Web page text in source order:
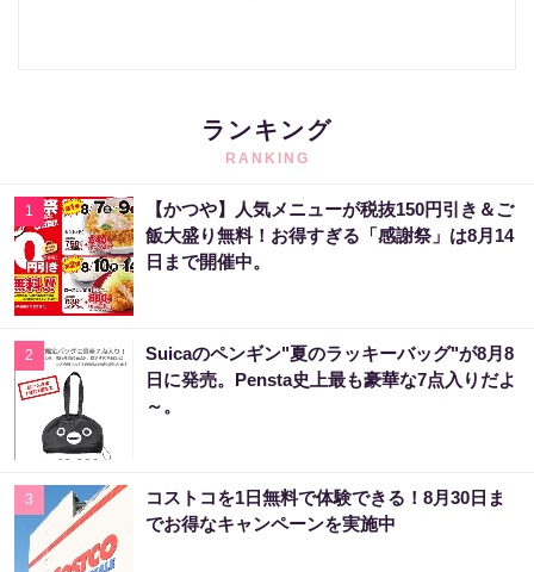
ランキング
RANKING
1
【かつや】人気メニューが税抜150円引き＆ご
飯大盛り無料！お得すぎる「感謝祭」は8月14
日まで開催中。
2
Suicaのペンギン"夏のラッキーバッグ"が8月8
日に発売。Pensta史上最も豪華な7点入りだよ
～。
3
コストコを1日無料で体験できる！8月30日ま
でお得なキャンペーンを実施中